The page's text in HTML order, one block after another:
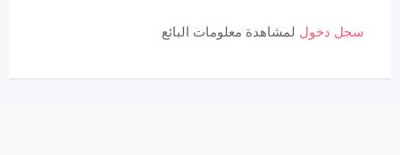
سجل دخول لمشاهدة معلومات البائع